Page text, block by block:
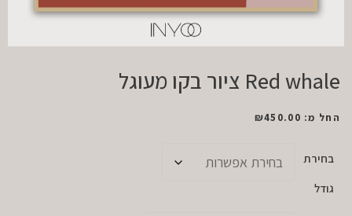
Red whale ציור בקו מעוגל
החל מ: ₪450.00
בחירת
גודל